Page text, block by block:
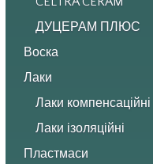
ДУЦЕРАМ ПЛЮС
Воска
Лаки
Лаки компенсаційні
Лаки ізоляційні
Пластмаси